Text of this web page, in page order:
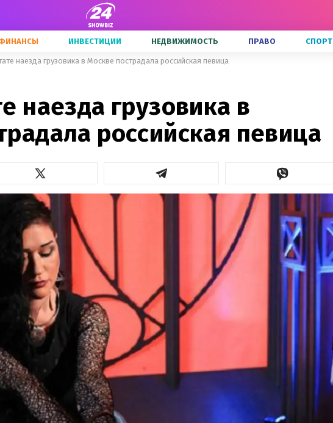
ИНВЕСТИЦИИ НЕДВИЖИМОСТЬ ПРАВО СПОРТ
наезда грузовика в Москве пострадала российская певица
наезда грузовика в
российская певица